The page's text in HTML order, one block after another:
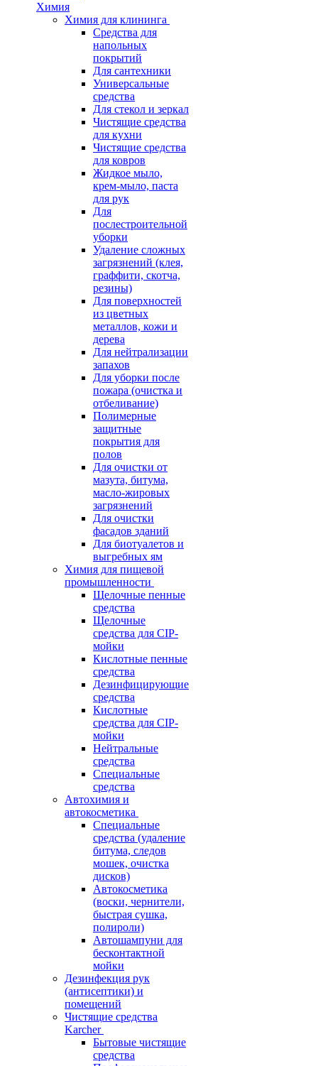
Химия
Химия для клининга
Средства для
напольных
покрытий
Для сантехники
Универсальные
средства
Для стекол и зеркал
Чистящие средства
для кухни
Чистящие средства
для ковров
Жидкое мыло,
крем-мыло, паста
для рук
Для
послестроительной
уборки
Удаление сложных
загрязнений (клея,
граффити, скотча,
резины)
Для поверхностей
из цветных
металлов, кожи и
дерева
Для нейтрализации
запахов
Для уборки после
пожара (очистка и
отбеливание)
Полимерные
защитные
покрытия для
полов
Для очистки от
мазута, битума,
масло-жировых
загрязнений
Для очистки
фасадов зданий
Для биотуалетов и
выгребных ям
Химия для пищевой
промышленности
Щелочные пенные
средства
Щелочные
средства для CIP-
мойки
Кислотные пенные
средства
Дезинфицирующие
средства
Кислотные
средства для CIP-
мойки
Нейтральные
средства
Специальные
средства
Автохимия и
автокосметика
Специальные
средства (удаление
битума, следов
мошек, очистка
дисков)
Автокосметика
(воски, чернители,
быстрая сушка,
полироли)
Автошампуни для
бесконтактной
мойки
Дезинфекция рук
(антисептики) и
помещений
Чистящие средства
Karcher
Бытовые чистящие
средства